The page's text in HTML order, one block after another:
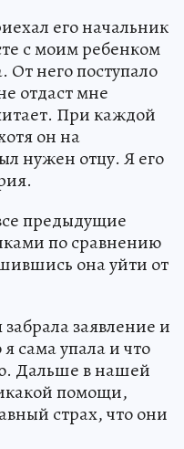
его начальник
с моим ребенком
От него поступало
отдаст мне
При каждой
он на
нужен отцу. Я его
предыдущие
по сравнению
она уйти от
заявление и
сама упала и что
Дальше в нашей
помощи,
страх, что они